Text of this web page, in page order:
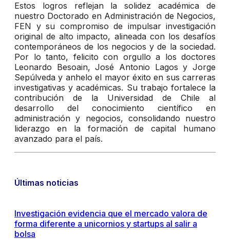
Estos logros reflejan la solidez académica de
nuestro Doctorado en Administración de Negocios,
FEN y su compromiso de impulsar investigación
original de alto impacto, alineada con los desafíos
contemporáneos de los negocios y de la sociedad.
Por lo tanto, felicito con orgullo a los doctores
Leonardo Besoain, José Antonio Lagos y Jorge
Sepúlveda y anhelo el mayor éxito en sus carreras
investigativas y académicas. Su trabajo fortalece la
contribución de la Universidad de Chile al
desarrollo del conocimiento científico en
administración y negocios, consolidando nuestro
liderazgo en la formación de capital humano
avanzado para el país.
Últimas noticias
Investigación evidencia que el mercado valora de
forma diferente a unicornios y startups al salir a
bolsa